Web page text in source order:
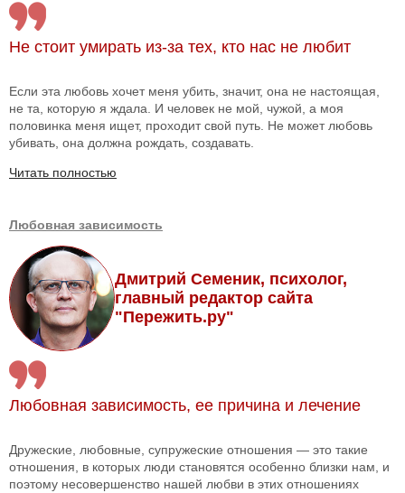
Не стоит умирать из-за тех, кто нас не любит
Если эта любовь хочет меня убить, значит, она не настоящая,
не та, которую я ждала. И человек не мой, чужой, а моя
половинка меня ищет, проходит свой путь. Не может любовь
убивать, она должна рождать, создавать.
Читать полностью
Любовная зависимость
Дмитрий Семеник, психолог,
главный редактор сайта
"Пережить.ру"
Любовная зависимость, ее причина и лечение
Дружеские, любовные, супружеские отношения — это такие
отношения, в которых люди становятся особенно близки нам, и
поэтому несовершенство нашей любви в этих отношениях